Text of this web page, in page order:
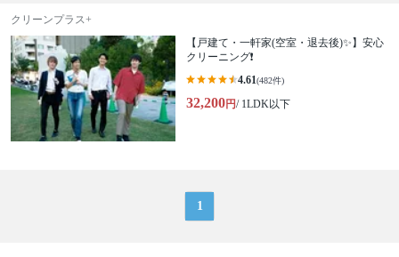
クリーンプラス+
【戸建て・一軒家(空室・退去後)✨】安心
クリーニング❗️
4.61(482件)
32,200円/ 1LDK以下
1